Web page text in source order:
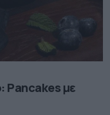
Pancakes με